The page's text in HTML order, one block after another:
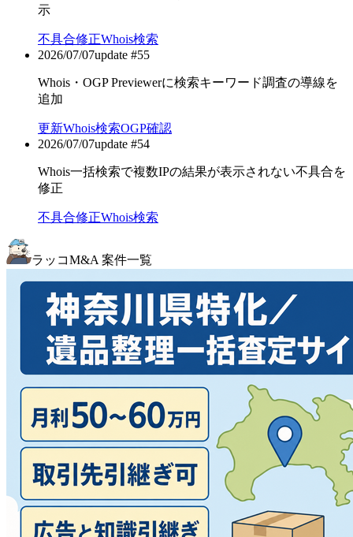
示
不具合修正Whois検索
2026/07/07update #55
Whois・OGP Previewerに検索キーワード調査の導線を
追加
更新Whois検索OGP確認
2026/07/07update #54
Whois一括検索で複数IPの結果が表示されない不具合を
修正
不具合修正Whois検索
ラッコM&A 案件一覧